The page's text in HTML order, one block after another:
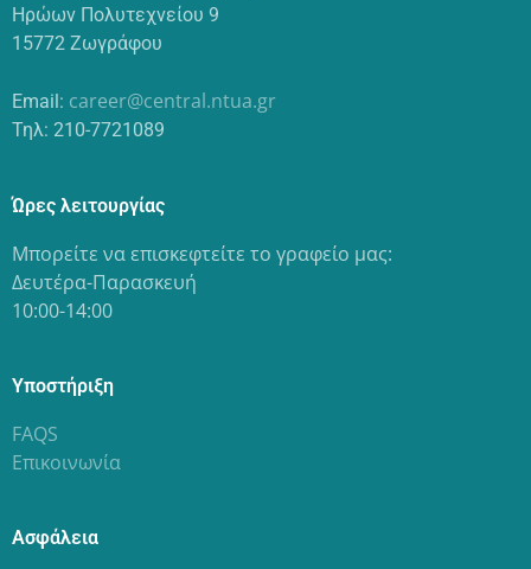
Ηρώων Πολυτεχνείου 9
15772 Ζωγράφου
Email: career@central.ntua.gr
Τηλ: 210-7721089
Ώρες λειτουργίας
Μπορείτε να επισκεφτείτε το γραφείο μας:
Δευτέρα-Παρασκευή
10:00-14:00
Υποστήριξη
FAQS
Επικοινωνία
Ασφάλεια